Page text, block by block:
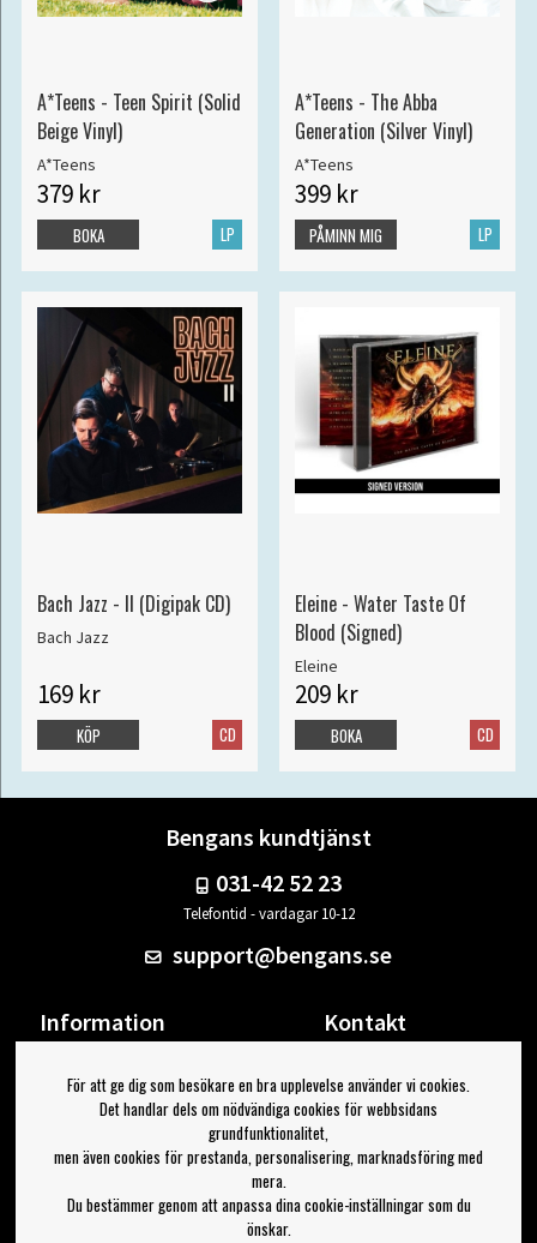
A*Teens - Teen Spirit (Solid
Beige Vinyl)
A*Teens
379 kr
LP
BOKA
A*Teens - The Abba
Generation (Silver Vinyl)
A*Teens
399 kr
LP
PÅMINN MIG
Bach Jazz - II (Digipak CD)
Bach Jazz
169 kr
CD
KÖP
Eleine - Water Taste Of
Blood (Signed)
Eleine
209 kr
CD
BOKA
Bengans kundtjänst
031-42 52 23
Telefontid - vardagar 10-12
support@bengans.se
Information
Om Bengans
FAQ / Köp- & Leveransvillkor
Kontakt
Din sida
Logga ut
Jag vill ha tips från Bengans
För att ge dig som besökare en bra upplevelse använder vi cookies.
Det handlar dels om nödvändiga cookies för webbsidans
grundfunktionalitet,
men även cookies för prestanda, personalisering, marknadsföring med
mera.
Du bestämmer genom att anpassa dina cookie-inställningar som du
önskar.